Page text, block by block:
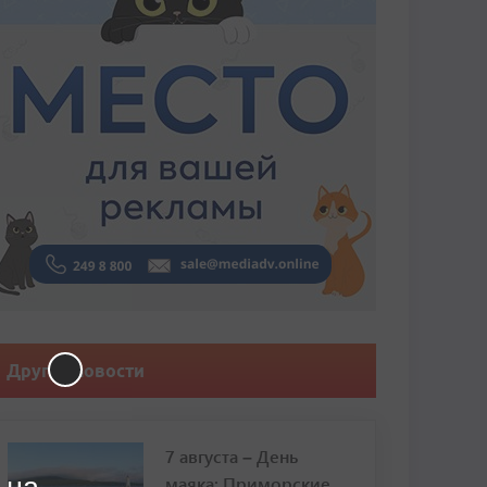
Другие новости
7 августа – День